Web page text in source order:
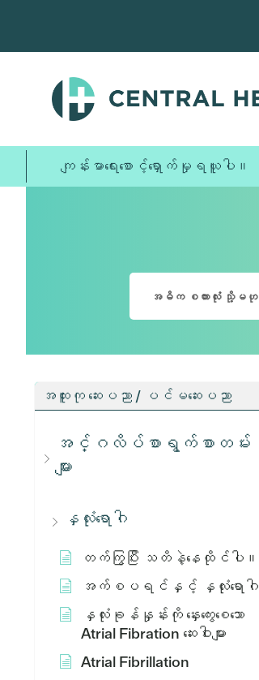
သို့
ပါ။
ကျန်းမာရေးစောင့်ရှောက်မှုရယူပါ။
အထူးကု ဆေးပညာ / ပင်မဆေးပညာ
အင်္ဂလိပ်စာရွက်စာတမ်း
များ
နှလုံးရောဂါ
တက်ကြွပြီး သတိနဲ့နေထိုင်ပါ။
အက်စပရင်နှင့် နှလုံးရောဂါ
နှလုံးခုန်နှုန်းကို နှေးကွေးစေသော
Atrial Fibration ဆေးဝါးများ
Atrial Fibrillation